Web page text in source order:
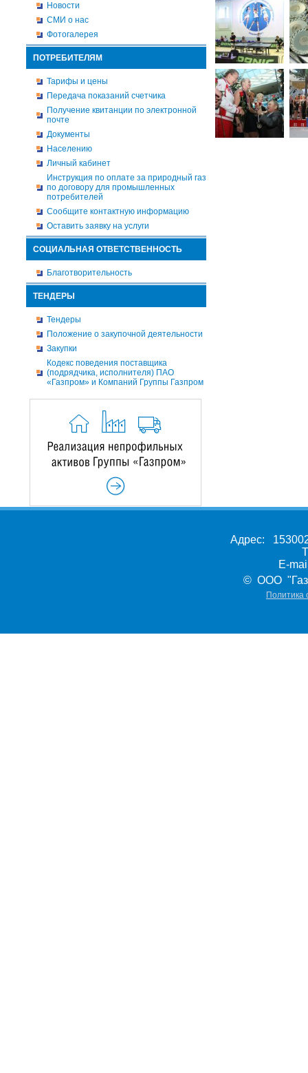
Новости
СМИ о нас
Фотогалерея
ПОТРЕБИТЕЛЯМ
Тарифы и цены
Передача показаний счетчика
Получение квитанции по электронной
почте
Документы
Населению
Личный кабинет
Инструкция по оплате за природный газ
по договору для промышленных
потребителей
Сообщите контактную информацию
Оставить заявку на услуги
СОЦИАЛЬНАЯ ОТВЕТСТВЕННОСТЬ
Благотворительность
ТЕНДЕРЫ
Тендеры
Положение о закупочной деятельности
Закупки
Кодекс поведения поставщика
(подрядчика, исполнителя) ПАО
«Газпром» и Компаний Группы Газпром
Адрес:
E-
© ООО
Политика